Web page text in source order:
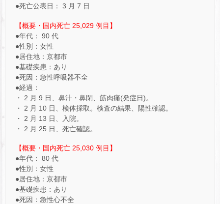
●死亡公表日： 3 月 7 日
【概要・国内死亡 25,029 例目】
●年代： 90 代
●性別：女性
●居住地：京都市
●基礎疾患：あり
●死因：急性呼吸器不全
●経過：
・ 2 月 9 日、鼻汁・鼻閉、筋肉痛(発症日)。
・ 2 月 10 日、検体採取。検査の結果、陽性確認。
・ 2 月 13 日、入院。
・ 2 月 25 日、死亡確認。
【概要・国内死亡 25,030 例目】
●年代： 80 代
●性別：女性
●居住地：京都市
●基礎疾患：あり
●死因：急性心不全